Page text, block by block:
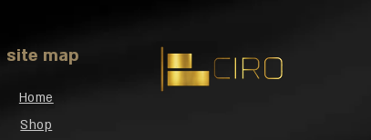
site map
Home
Shop